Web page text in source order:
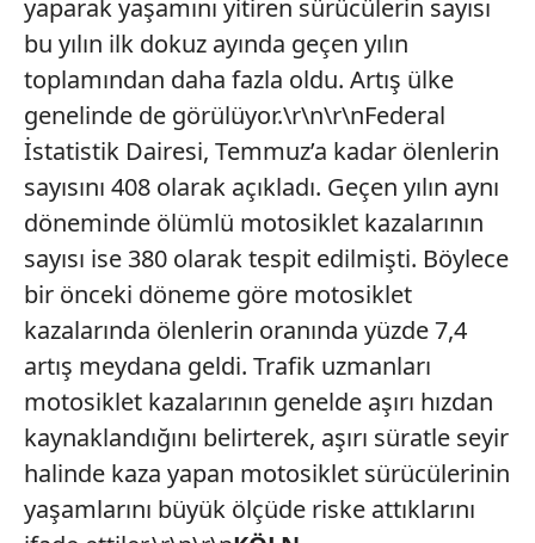
yaparak yaşamını yitiren sürücülerin sayısı
bu yılın ilk dokuz ayında geçen yılın
toplamından daha fazla oldu. Artış ülke
genelinde de görülüyor.\r\n\r\nFederal
İstatistik Dairesi, Temmuz’a kadar ölenlerin
sayısını 408 olarak açıkladı. Geçen yılın aynı
döneminde ölümlü motosiklet kazalarının
sayısı ise 380 olarak tespit edilmişti. Böylece
bir önceki döneme göre motosiklet
kazalarında ölenlerin oranında yüzde 7,4
artış meydana geldi. Trafik uzmanları
motosiklet kazalarının genelde aşırı hızdan
kaynaklandığını belirterek, aşırı süratle seyir
halinde kaza yapan motosiklet sürücülerinin
yaşamlarını büyük ölçüde riske attıklarını